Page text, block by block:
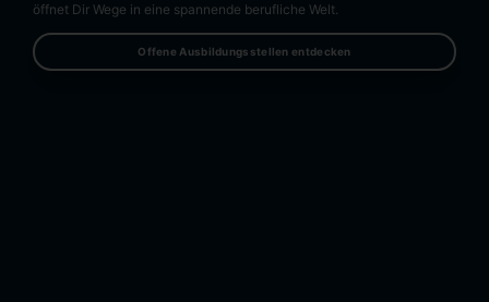
öffnet Dir Wege in eine spannende berufliche Welt.
Offene Ausbildungsstellen entdecken